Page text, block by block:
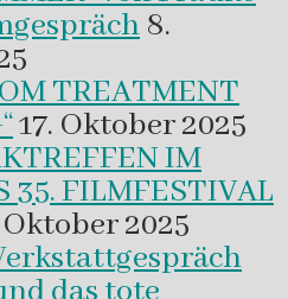
8.
TREATMENT
17. Oktober 2025
IM
35. FILMFESTIVAL
Oktober 2025